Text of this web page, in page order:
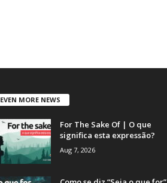
EVEN MORE NEWS
For The Sake Of | O que
significa esta expressão?
Aug 7, 2026